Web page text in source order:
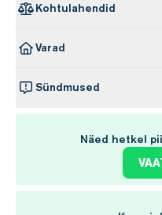
Kohtulahendid
Varad
Sündmused
Näed hetkel